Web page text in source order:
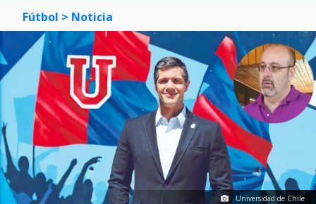
Fútbol > Noticia
Universidad de Chile